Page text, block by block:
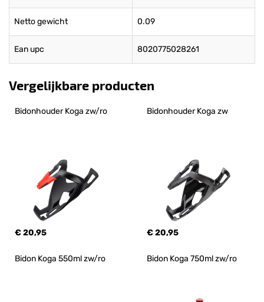
Netto gewicht 0.09
Ean upc 8020775028261
Vergelijkbare producten
Bidonhouder Koga zw/ro
€ 20,95
Bidonhouder Koga zw
€ 20,95
Bidon Koga 550ml zw/ro Bidon Koga 750ml zw/ro